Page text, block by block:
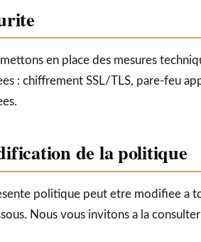
en place des mesures
: chiffrement SSL/TLS, pare-feu
de la politique
politique peut etre modifiee a
Nous vous invitons a la